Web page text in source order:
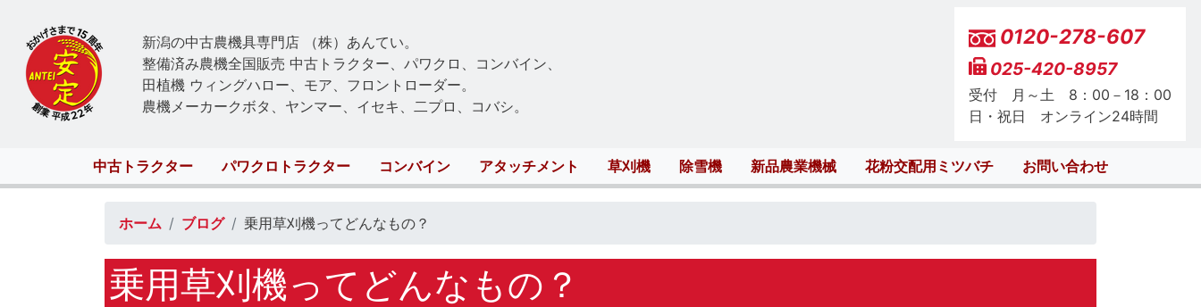
新潟の中古農機具専門店 （株）あんてい。
整備済み農機全国販売 中古トラクター、パワクロ、コンバイン、
田植機 ウィングハロー、モア、フロントローダー。
農機メーカークボタ、ヤンマー、イセキ、二プロ、コバシ。
0120-278-607
025-420-8957
受付 月～土 8：00－18：00
日・祝日 オンライン24時間
Main
navigation
中古トラクター パワクロトラクター コンバイン アタッチメント 草刈機 除雪機 新品農業機械 花粉交配用ミツバチ お問い合わせ
ホーム ブログ 乗用草刈機ってどんなもの？
乗用草刈機ってどんなもの？